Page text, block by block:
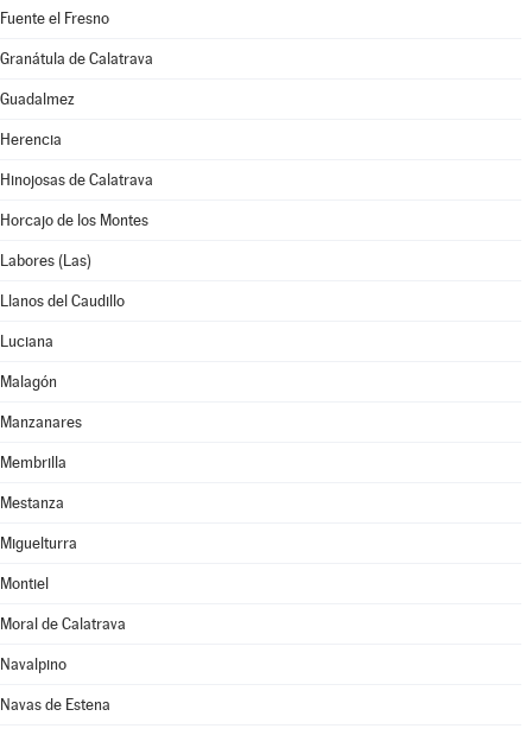
Fuente el Fresno
Granátula de Calatrava
Guadalmez
Herencia
Hinojosas de Calatrava
Horcajo de los Montes
Labores (Las)
Llanos del Caudillo
Luciana
Malagón
Manzanares
Membrilla
Mestanza
Miguelturra
Montiel
Moral de Calatrava
Navalpino
Navas de Estena